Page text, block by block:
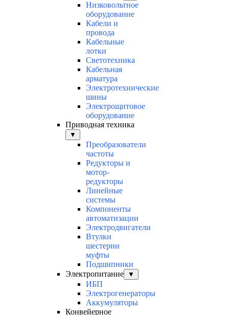
Низковольтное
оборудование
Кабели и
провода
Кабельные
лотки
Светотехника
Кабельная
арматура
Электротехнические
шины
Электрощитовое
оборудование
Приводная техника
▼
Преобразователи
частоты
Редукторы и
мотор-
редукторы
Линейные
системы
Компоненты
автоматизации
Электродвигатели
Втулки
шестерни
муфты
Подшипники
Электропитание
▼
ИБП
Электрогенераторы
Аккумуляторы
Конвейерное